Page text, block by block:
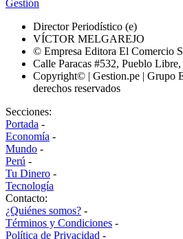
Gestión
Director Periodístico (e)
VÍCTOR MELGAREJO
© Empresa Editora El Comercio
Calle Paracas #532, Pueblo
Copyright© | Gestion.pe | Grupo
derechos reservados
Secciones:
Portada -
Economía -
Mundo -
Perú -
Tu Dinero -
Tecnología
Contacto:
¿Quiénes somos? -
Términos y Condiciones -
Política de Privacidad -